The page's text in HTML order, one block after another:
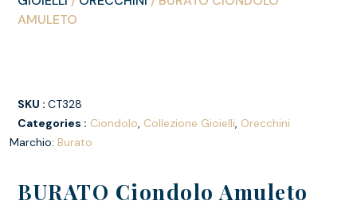
AMULETO
SKU :CT328
Categories : Ciondolo, Collezione Gioielli, Orecchini
Marchio: Burato
BURATO Ciondolo Amuleto